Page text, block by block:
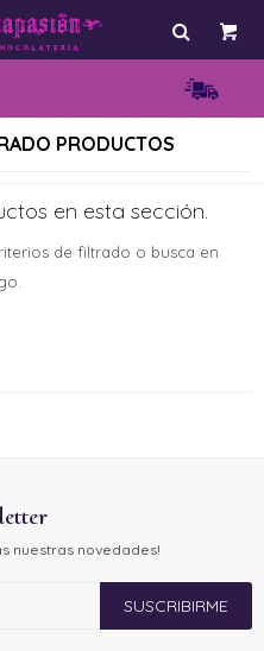
PRODUCTOS
en esta sección.
de filtrado o busca en
nuestras novedades!
SUSCRIBIRME